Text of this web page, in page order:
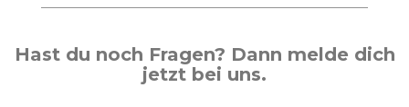
Hast du noch Fragen? Dann melde dich
jetzt bei uns.